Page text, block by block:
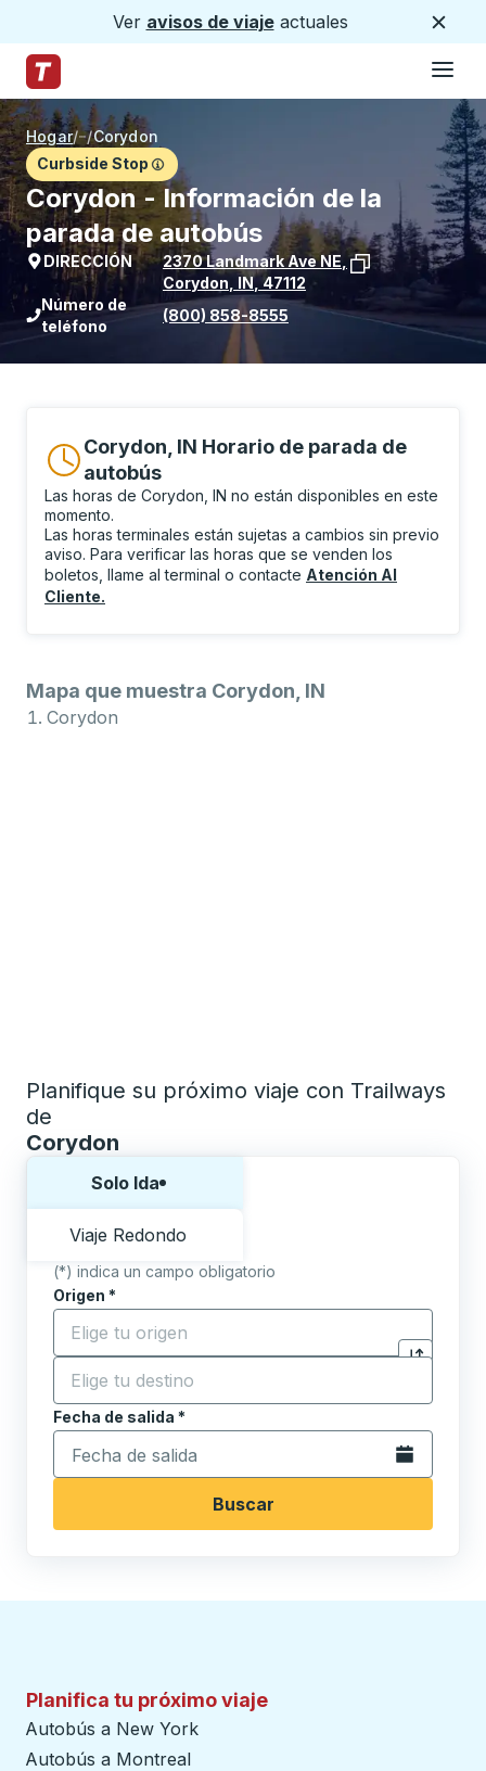
Ver avisos de viajeactuales
Página de inicio de Trailways
Hogar/ /Corydon
Curbside Stop
Corydon - Información de la
parada de autobús
DIRECCIÓN 2370 Landmark Ave NE
Corydon IN, 47112
Ver la ubicación de la parada en
Número de
teléfono
(800) 858-8555
Corydon, IN Horario de parada de
autobús
Las horas de Corydon, IN no están disponibles en este
momento.
Las horas terminales están sujetas a cambios sin previo
aviso. Para verificar las horas que se venden los
boletos, llame al terminal o contacte Atención Al
Cliente.
Mapa que muestra Corydon, IN
Corydon
Planifique su próximo viaje con Trailways
de
Corydon
Solo Ida
Viaje Redondo
(*) indica un campo obligatorio
Origen *
Comience a escribir la ciudad de origen para abrir
Haga clic
Destino *
Comience a escribir la ciudad de destino para abrir
Fecha de salida *
Escriba la fecha en formato de fecha Barra diagonal
Abra el
Buscar
Planifica tu próximo viaje
Autobús a New York
Autobús a Montreal